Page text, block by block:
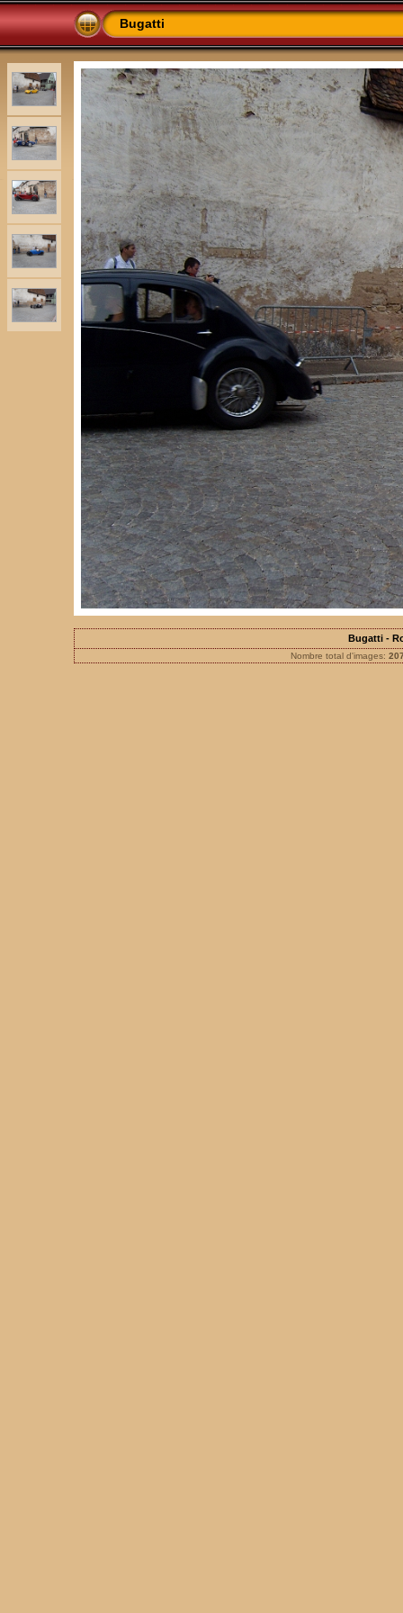
Bugatti
Bugatti -
Nombre total d'images: